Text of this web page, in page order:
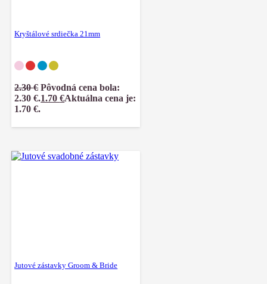
Kryštálové srdiečka 21mm
2.30€ Pôvodná cena bola:
2.30 €.1.70€Aktuálna cena je:
1.70 €.
Jutové zástavky Groom & Bride